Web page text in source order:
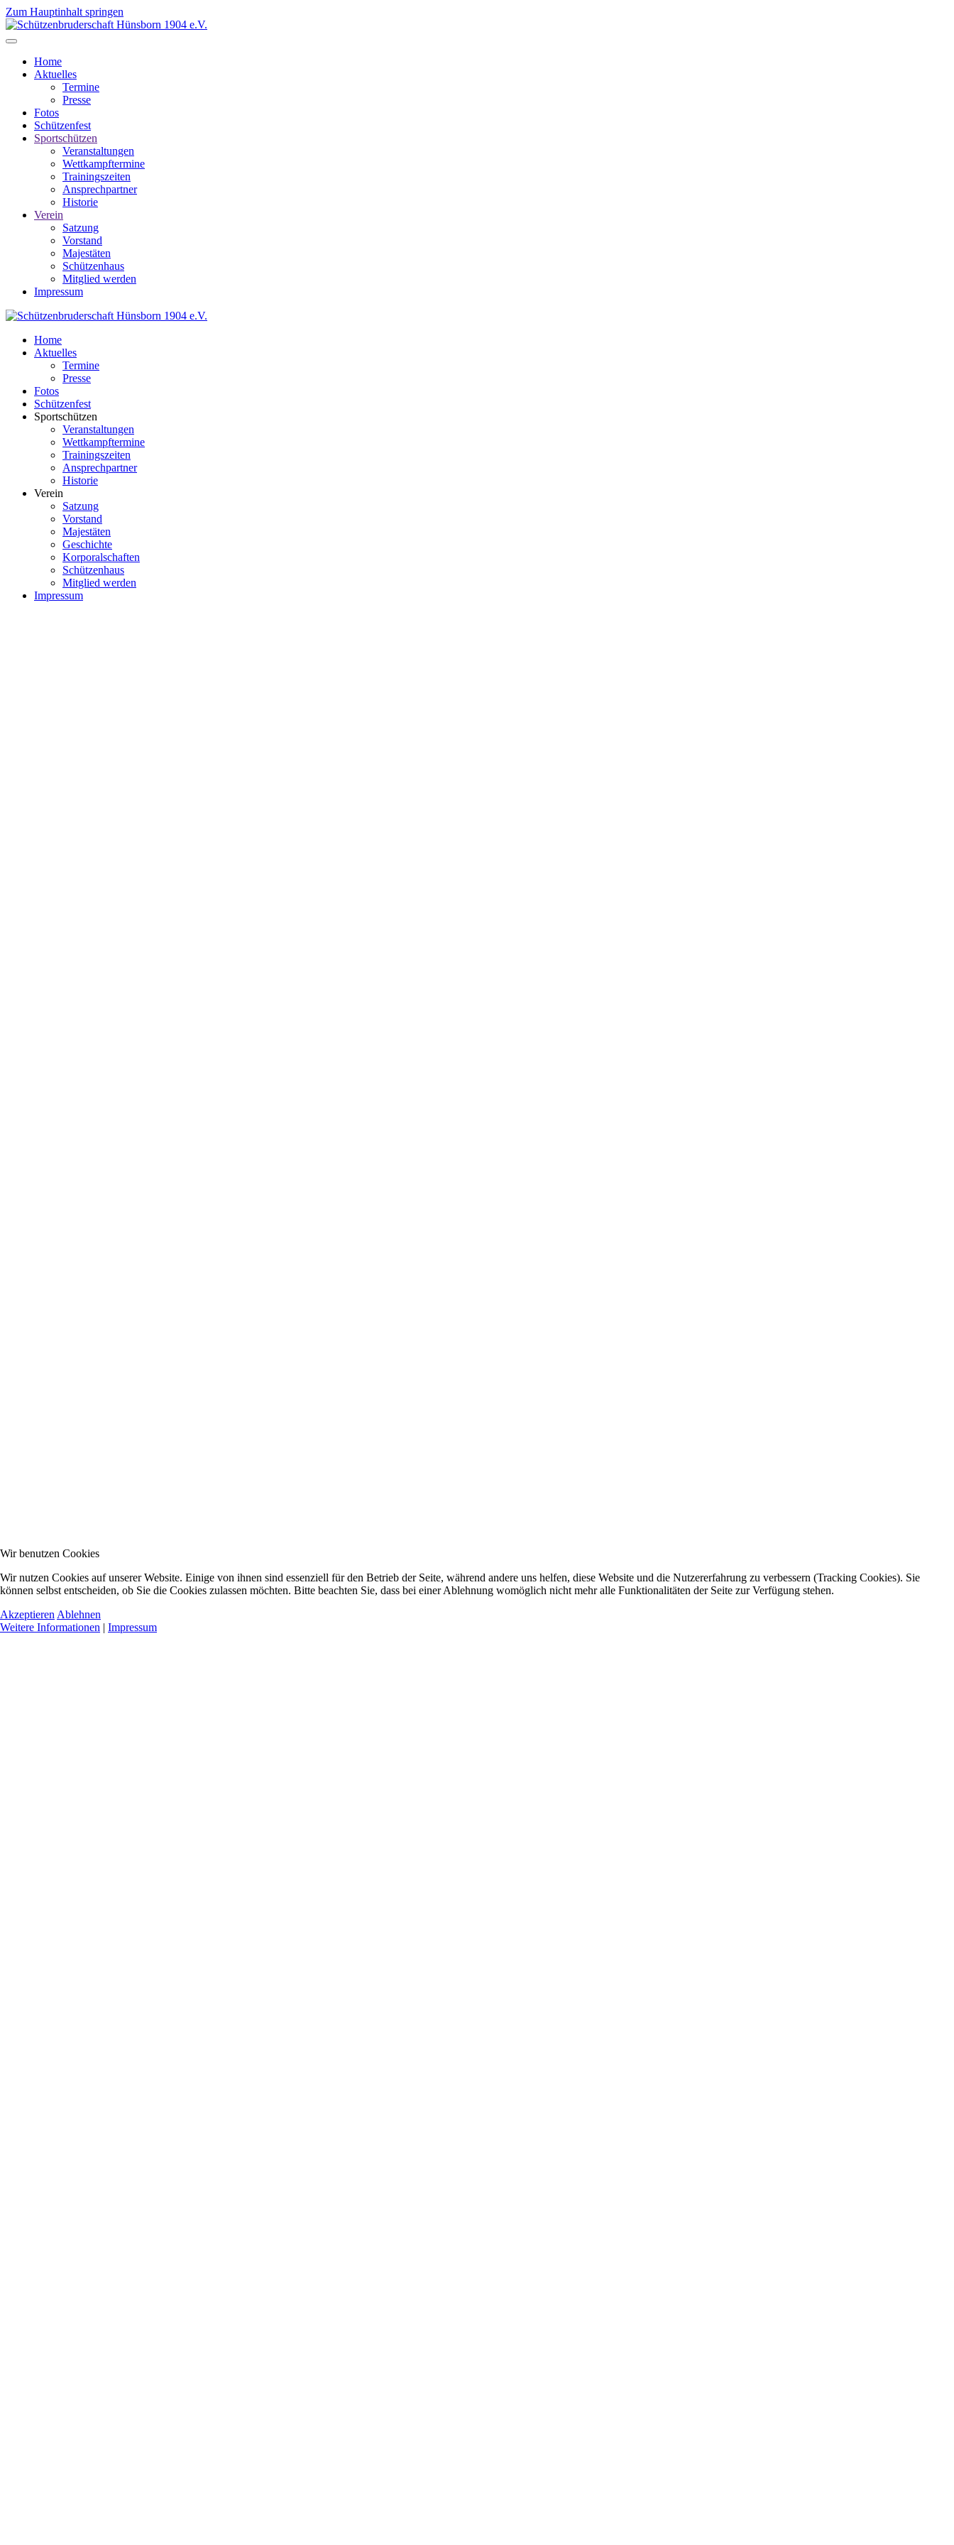
Zum Hauptinhalt springen
Home
Aktuelles
Termine
Presse
Fotos
Schützenfest
Sportschützen
Veranstaltungen
Wettkampftermine
Trainingszeiten
Ansprechpartner
Historie
Verein
Satzung
Vorstand
Majestäten
Schützenhaus
Mitglied werden
Impressum
Home
Aktuelles
Termine
Presse
Fotos
Schützenfest
Sportschützen
Veranstaltungen
Wettkampftermine
Trainingszeiten
Ansprechpartner
Historie
Verein
Satzung
Vorstand
Majestäten
Geschichte
Korporalschaften
Schützenhaus
Mitglied werden
Impressum
Wir benutzen Cookies
Wir nutzen Cookies auf unserer Website. Einige von ihnen sind essenziell für den Betrieb der Seite, während andere uns helfen, diese Website und die Nutzererfahrung zu verbessern (Tracking Cookies). Sie
können selbst entscheiden, ob Sie die Cookies zulassen möchten. Bitte beachten Sie, dass bei einer Ablehnung womöglich nicht mehr alle Funktionalitäten der Seite zur Verfügung stehen.
Akzeptieren Ablehnen
Weitere Informationen | Impressum